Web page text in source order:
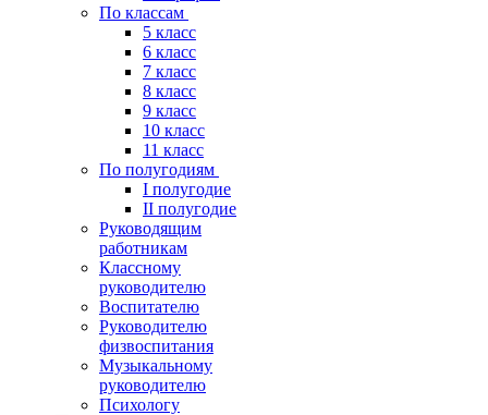
По классам
5 класс
6 класс
7 класс
8 класс
9 класс
10 класс
11 класс
По полугодиям
I полугодие
II полугодие
Руководящим
работникам
Классному
руководителю
Воспитателю
Руководителю
физвоспитания
Музыкальному
руководителю
Психологу